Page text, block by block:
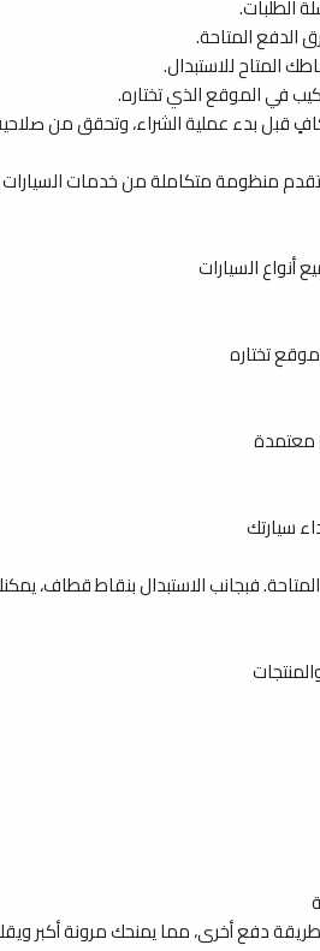
الطلبات.
المتاحة.
المتاح للاستبدال.
في الموقع الذي تختاره.
بدء عملية الشراء، وتحقق من صلاحية
تقدم منظومة متكاملة من خدمات
السيارات
تختاره
معتمدة
سيارتك
فبجانب الاستبدال بنقاط
دفع أخرى، مما يمنحك مرونة أكبر